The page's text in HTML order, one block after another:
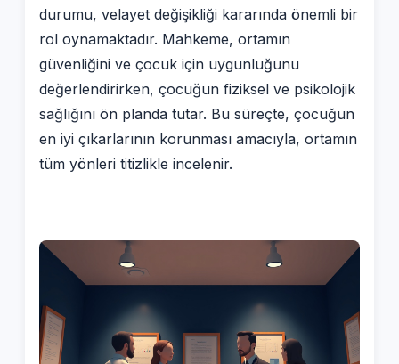
durumu, velayet değişikliği kararında önemli bir
rol oynamaktadır. Mahkeme, ortamın
güvenliğini ve çocuk için uygunluğunu
değerlendirirken, çocuğun fiziksel ve psikolojik
sağlığını ön planda tutar. Bu süreçte, çocuğun
en iyi çıkarlarının korunması amacıyla, ortamın
tüm yönleri titizlikle incelenir.